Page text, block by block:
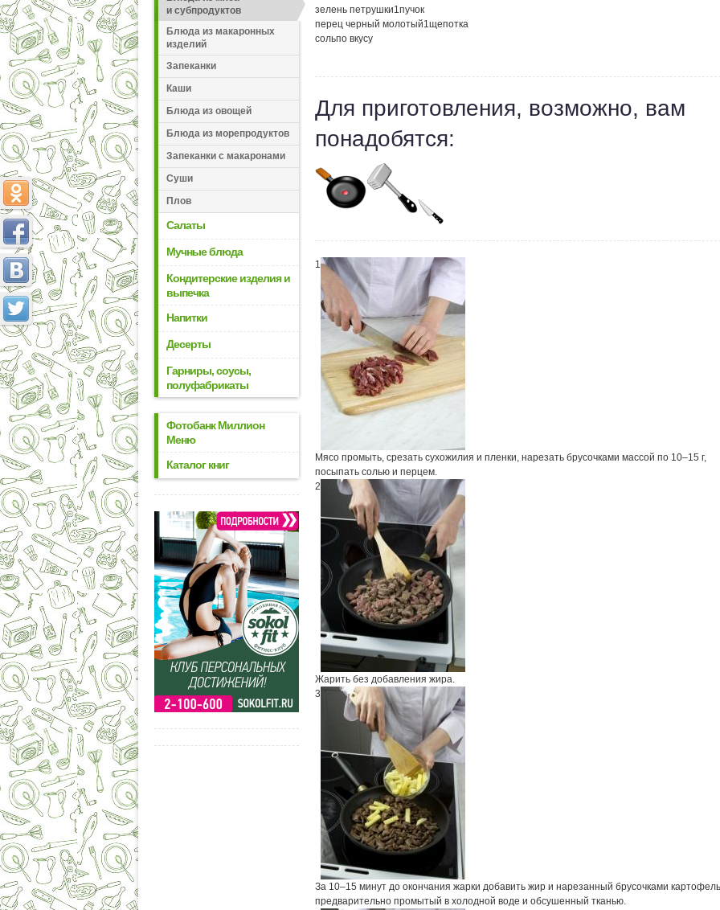
и субпродуктов
Блюда из макаронных
изделий
Запеканки
Каши
Блюда из овощей
Блюда из морепродуктов
Запеканки с макаронами
Суши
Плов
Салаты
Мучные блюда
Кондитерские изделия и
выпечка
Напитки
Десерты
Гарниры, соусы,
полуфабрикаты
Фотобанк Миллион
Меню
Каталог книг
зелень петрушки1пучок
перец черный молотый1щепотка
сольпо вкусу
Для приготовления, возможно, вам
понадобятся:
1
Мясо промыть, срезать сухожилия и пленки, нарезать брусочками массой по 10–15 г,
посыпать солью и перцем.
2
Жарить без добавления жира.
3
За 10–15 минут до окончания жарки добавить жир и нарезанный брусочками
предварительно промытый в холодной воде и обсушенный тканью.